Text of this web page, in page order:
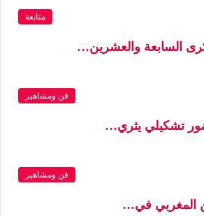
متابعة
السابعة والعشرين…
فن ومشاهير
تشكيلي يثري…
فن ومشاهير
المغربي في…